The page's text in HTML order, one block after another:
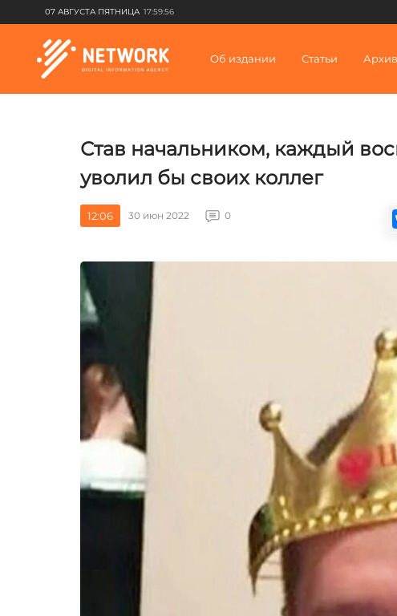
07 АВГУСТА ПЯТНИЦА 17:59:56
Об издании Статьи
Став начальником, каждый
уволил бы своих коллег
12:06 30 июн 2022 0